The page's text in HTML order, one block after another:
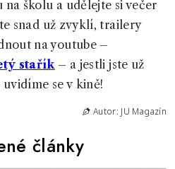
školu a udělejte si večer
snad už zvyklí, trailery
na youtube –
stařík– a jestli jste už
se v kině!
Autor: JU Magazín
články